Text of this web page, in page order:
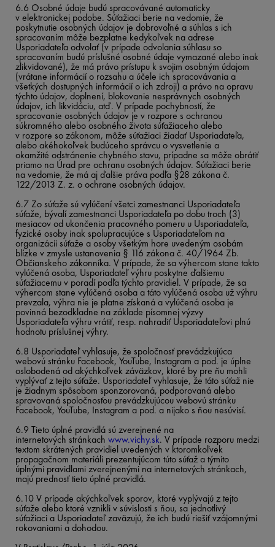
6.6 Osobné údaje budú spracovávané automaticky
v elektronickej podobe. Súťažiaci berie na vedomie, že
poskytnutie osobných údajov je dobrovoľné a súhlas s ich
spracovaním môže bezplatne kedykoľvek na adrese
Usporiadateľa odvolať (v prípade odvolania súhlasu so
spracovaním budú príslušné osobné údaje vymazané alebo inak
zlikvidované), že má právo prístupu k svojim osobným údajom
(vrátane informácií o rozsahu a účele ich spracovávania a
všetkých dostupných informácií o ich zdroji) a právo na opravu
týchto údajov, doplnení, blokovanie nesprávnych osobných
údajov, ich likvidáciu, atď. V prípade pochybností, že
spracovanie osobných údajov je v rozpore s ochranou
súkromného alebo osobného života súťažiaceho alebo
v rozpore so zákonom, môže súťažiaci žiadať Usporiadateľa,
alebo akéhokoľvek budúceho správcu o vysvetlenie a
okamžité odstránenie chybného stavu, prípadne sa môže obrátiť
priamo na Úrad pre ochranu osobných údajov. Súťažiaci berie
na vedomie, že má aj ďalšie práva podľa §28 zákona č.
122/2013 Z. z. o ochrane osobných údajov.
6.7 Zo súťaže sú vylúčení všetci zamestnanci Usporiadateľa
súťaže, bývalí zamestnanci Usporiadateľa po dobu troch (3)
mesiacov od ukončenia pracovného pomeru u Usporiadateľa,
fyzické osoby inak spolupracujúce s Usporiadateľom na
organizácii súťaže a osoby všetkým hore uvedeným osobám
blízke v zmysle ustanovenia § 116 zákona č. 40/1964 Zb.
Občianskeho zákonníka. V prípade, že sa výhercom stane takto
vylúčená osoba, Usporiadateľ výhru poskytne ďalšiemu
súťažiacemu v poradí podľa týchto pravidiel. V prípade, že sa
výhercom stane vylúčená osoba a táto vylúčená osoba už výhru
prevzala, výhra nie je platne získaná a vylúčená osoba je
povinná bezodkladne na základe písomnej výzvy
Usporiadateľa výhru vrátiť, resp. nahradiť Usporiadateľovi plnú
hodnotu príslušnej výhry.
6.8 Usporiadateľ vyhlasuje, že spoločnosť prevádzkujúca
webovú stránku Facebook, YouTube, Instagram a pod. je úplne
oslobodená od akýchkoľvek záväzkov, ktoré by pre ňu mohli
vyplývať z tejto súťaže. Usporiadateľ vyhlasuje, že táto súťaž nie
je žiadnym spôsobom sponzorovaná, podporovaná alebo
spravovaná spoločnosťou prevádzkujúcou webovú stránku
Facebook, YouTube, Instagram a pod. a nijako s ňou nesúvisí.
6.9 Tieto úplné pravidlá sú zverejnené na
internetových stránkach www.vichy.sk. V prípade rozporu medzi
textom skrátených pravidiel uvedených v ktoromkoľvek
propagačnom materiáli prezentujúcom túto súťaž a týmito
úplnými pravidlami zverejnenými na internetových stránkach,
majú prednosť tieto úplné pravidlá.
6.10 V prípade akýchkoľvek sporov, ktoré vyplývajú z tejto
súťaže alebo ktoré vznikli v súvislosti s ňou, sa jednotlivý
súťažiaci a Usporiadateľ zaväzujú, že ich budú riešiť vzájomnými
rokovaniami a dohodou.